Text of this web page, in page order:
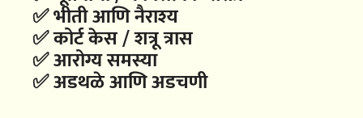
✅ भीती आणि नैराश्य
✅ कोर्ट केस / शत्रू त्रास
✅ आरोग्य समस्या
✅ अडथळे आणि अडचणी